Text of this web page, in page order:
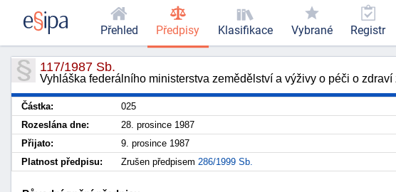
117/1987 Sb.
Vyhláška federálního ministerstva zemědělství a výživy o péči o zdraví
Částka: 025
Rozeslána dne:
28. prosince 1987
Přijato:
9. prosince 1987
Platnost předpisu:
Zrušen předpisem 286/1999 Sb.
Přehled Předpisy Klasifikace Vybrané Registr